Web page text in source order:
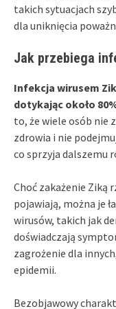
takich sytuacjach
dla uniknięcia
Jak przebiega
Infekcja wirusem
dotykając około
to, że wiele osób nie
zdrowia i nie
co sprzyja dalszemu
Choć zakażenie Ziką
pojawiają, można je
wirusów, takich jak
doświadczają
zagrożenie dla
epidemii.
Bezobjawowy